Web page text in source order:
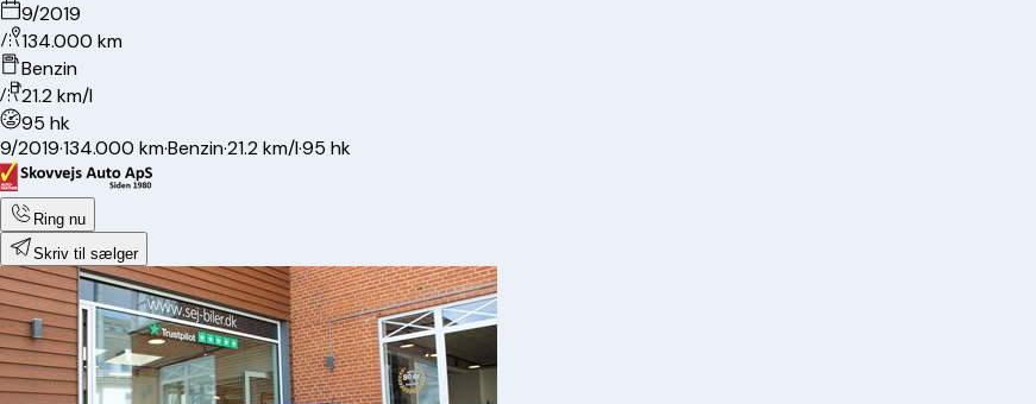
9/2019
134.000 km
Benzin
21.2 km/l
95 hk
9/2019·134.000 km·Benzin·21.2 km/l·95 hk
Ring nu
Skriv til sælger